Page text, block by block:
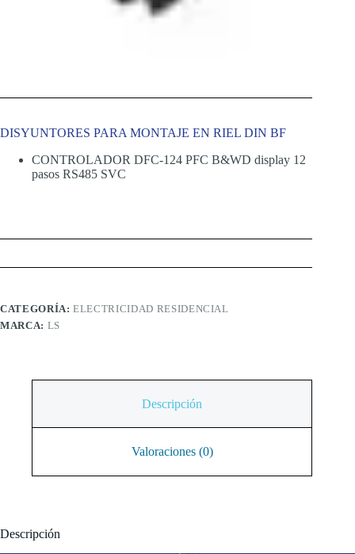
DISYUNTORES PARA MONTAJE EN RIEL DIN BF
CONTROLADOR DFC-124 PFC B&WD display 12
pasos RS485 SVC
CATEGORÍA:ELECTRICIDAD RESIDENCIAL
MARCA: LS
Descripción
Valoraciones (0)
Descripción